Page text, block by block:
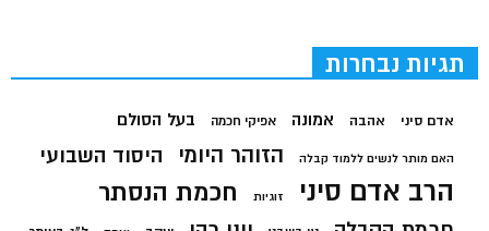
תגיות נבחרות
אדם סיני אהבה אמונה אפיקי חכמה בעל הסולם
האם מותר לנשים ללמוד קבלה הזוהר היומי היסוד השבועי
הרב אדם סיני זוגיות חכמת הנסתר